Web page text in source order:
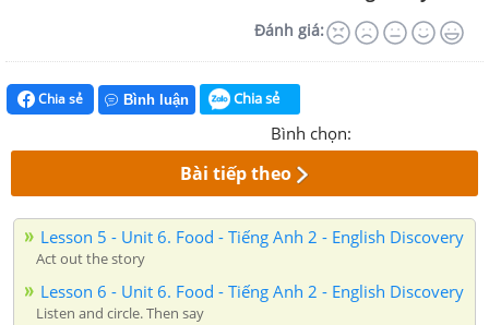
Đánh giá:
Chia sẻ Bình luận Chia sẻ
Bình chọn:
Bài tiếp theo
Lesson 5 - Unit 6. Food - Tiếng Anh 2 - English Discovery
Act out the story
Lesson 6 - Unit 6. Food - Tiếng Anh 2 - English Discovery
Listen and circle. Then say